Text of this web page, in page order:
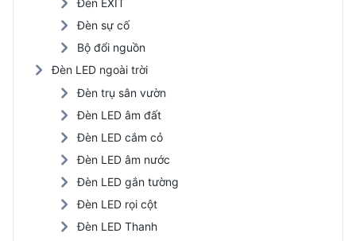
Đèn EXIT
Đèn sự cố
Bộ đổi nguồn
Đèn LED ngoài trời
Đèn trụ sân vườn
Đèn LED âm đất
Đèn LED cắm cỏ
Đèn LED âm nước
Đèn LED gắn tường
Đèn LED rọi cột
Đèn LED Thanh